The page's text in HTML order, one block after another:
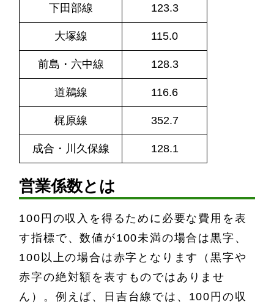
下田部線 123.3
大塚線 115.0
前島・六中線 128.3
道鵜線 116.6
梶原線 352.7
成合・ 川久保線 128.1
営業係数とは
100円の収入を得るために必要な費用を表
す指標で、数値が100未満の場合は黒字、
100以上の場合は赤字となります（黒字や
赤字の絶対額を表すものではありませ
ん）。例えば、日吉台線では、100円の収